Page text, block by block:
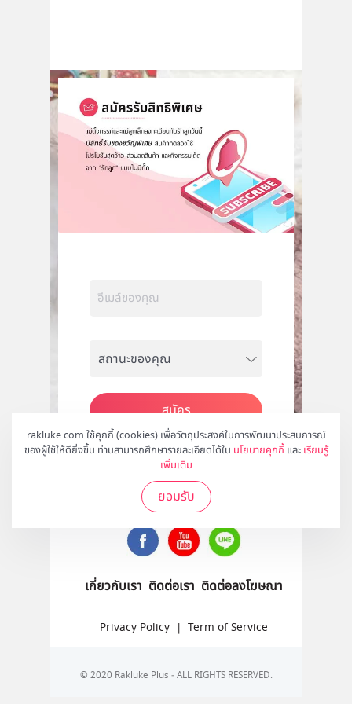
rakluke.com ใช้คุกกี้ (cookies) เพื่อวัตถุประสงค์ในการพัฒนาประสบการณ์
ของผู้ใช้ให้ดียิ่งขึ้น ท่านสามารถศึกษารายละเอียดได้ใน นโยบายคุกกี้ และ เรียนรู้
เพิ่มเติม
ยอมรับ
สมัคร
ติดตามเราได้ที่
เกี่ยวกับเรา ติดต่อเรา ติดต่อลงโฆษณา
Privacy Policy | Term of Service
© 2020 Rakluke Plus - ALL RIGHTS RESERVED.